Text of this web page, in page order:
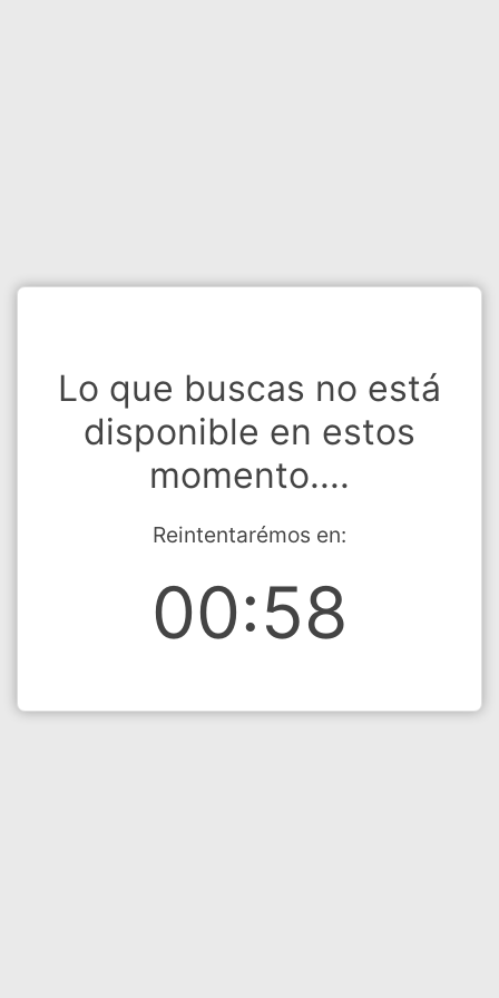
Lo que buscas no está
disponible en estos
momento....
Reintentarémos en:
00:58